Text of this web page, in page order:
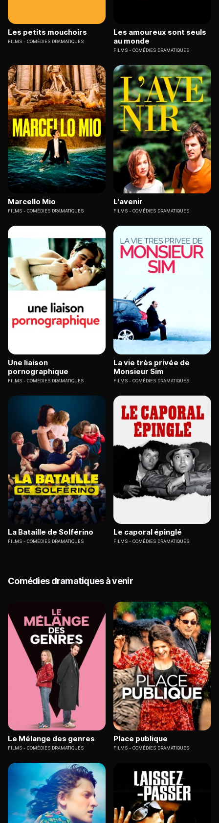
Les petits mouchoirs
FILMS COMÉDIES DRAMATIQUES
Les amoureux sont seuls
au monde
FILMS COMÉDIES DRAMATIQUES
Marcello Mio
FILMS COMÉDIES DRAMATIQUES
L'avenir
FILMS COMÉDIES DRAMATIQUES
Une liaison
pornographique
FILMS COMÉDIES DRAMATIQUES
La vie très privée de
Monsieur Sim
FILMS COMÉDIES DRAMATIQUES
La Bataille de Solférino
FILMS COMÉDIES DRAMATIQUES
Le caporal épinglé
FILMS COMÉDIES DRAMATIQUES
Comédies dramatiques à venir
Le Mélange des genres
FILMS COMÉDIES DRAMATIQUES
Place publique
FILMS COMÉDIES DRAMATIQUES